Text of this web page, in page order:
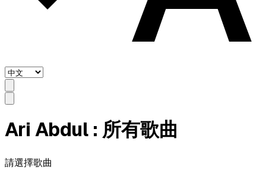
Ari Abdul : 所有歌曲
請選擇歌曲